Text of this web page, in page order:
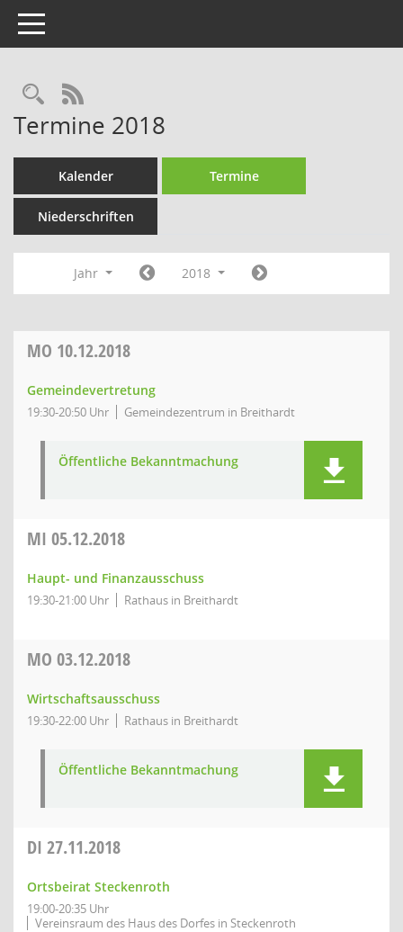
Toggle navigation
Rechercheauswahl
RSS-Feed
Termine 2018
Kalender Termine
Niederschriften
Jahr 2018
MO 10.12.2018
Gemeindevertretung
19:30-20:50 Uhr Gemeindezentrum in Breithardt
Öffentliche Bekanntmachung
MI 05.12.2018
Haupt- und Finanzausschuss
19:30-21:00 Uhr Rathaus in Breithardt
MO 03.12.2018
Wirtschaftsausschuss
19:30-22:00 Uhr Rathaus in Breithardt
Öffentliche Bekanntmachung
DI 27.11.2018
Ortsbeirat Steckenroth
19:00-20:35 Uhr
Vereinsraum des Haus des Dorfes in Steckenroth